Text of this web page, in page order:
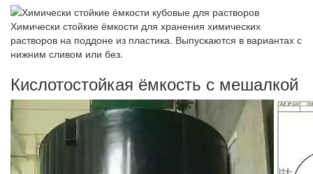
Химически стойкие ёмкости для хранения химических
растворов на поддоне из пластика. Выпускаются в вариантах с
нижним сливом или без.
Кислотостойкая ёмкость с мешалкой